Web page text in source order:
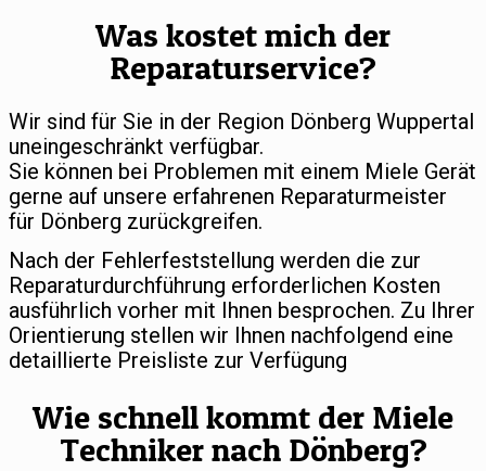
Was kostet mich der
Reparaturservice?
Wir sind für Sie in der Region Dönberg Wuppertal
uneingeschränkt verfügbar.
Sie können bei Problemen mit einem Miele Gerät
gerne auf unsere erfahrenen Reparaturmeister
für Dönberg zurückgreifen.
Nach der Fehlerfeststellung werden die zur
Reparaturdurchführung erforderlichen Kosten
ausführlich vorher mit Ihnen besprochen. Zu Ihrer
Orientierung stellen wir Ihnen nachfolgend eine
detaillierte Preisliste zur Verfügung
Wie schnell kommt der Miele
Techniker nach Dönberg?